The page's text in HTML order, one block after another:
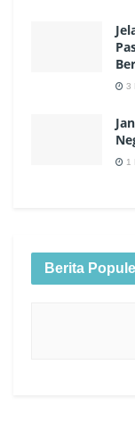
3
1
Berita